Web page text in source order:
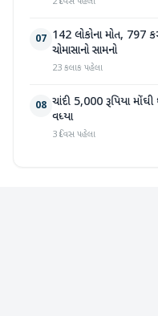
07 142 લોકોના મોત, 797
ચોમાસાનો સામનો
23 કલાક પહેલા
08 ચાંદી 5,000 રૂપિયા
વધ્યા
3 દિવસ પહેલા